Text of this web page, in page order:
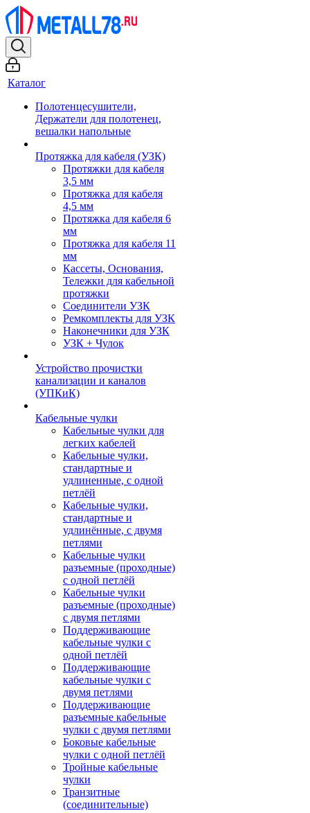
Каталог
Полотенцесушители,
Держатели для полотенец,
вешалки напольные
Протяжка для кабеля (УЗК)
Протяжки для кабеля
3,5 мм
Протяжка для кабеля
4,5 мм
Протяжка для кабеля 6
мм
Протяжка для кабеля 11
мм
Кассеты, Основания,
Тележки для кабельной
протяжки
Соединители УЗК
Ремкомплекты для УЗК
Наконечники для УЗК
УЗК + Чулок
Устройство прочистки
канализации и каналов
(УПКиК)
Кабельные чулки
Кабельные чулки для
легких кабелей
Кабельные чулки,
стандартные и
удлиненные, с одной
петлёй
Кабельные чулки,
стандартные и
удлинённые, с двумя
петлями
Кабельные чулки
разъемные (проходные)
с одной петлёй
Кабельные чулки
разъемные (проходные)
с двумя петлями
Поддерживающие
кабельные чулки с
одной петлёй
Поддерживающие
кабельные чулки с
двумя петлями
Поддерживающие
разъемные кабельные
чулки с двумя петлями
Боковые кабельные
чулки с одной петлёй
Тройные кабельные
чулки
Транзитные
(соединительные)